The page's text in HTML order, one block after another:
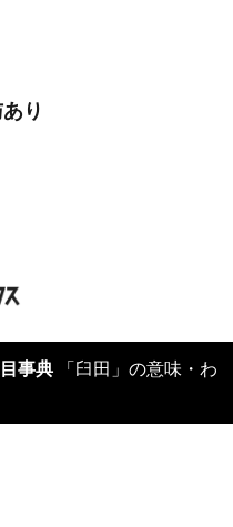
り
事典 「臼田」の意味・わ